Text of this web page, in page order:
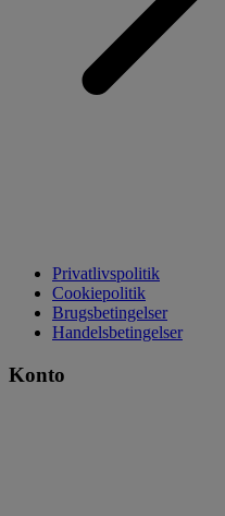
Privatlivspolitik
Cookiepolitik
Brugsbetingelser
Handelsbetingelser
Konto